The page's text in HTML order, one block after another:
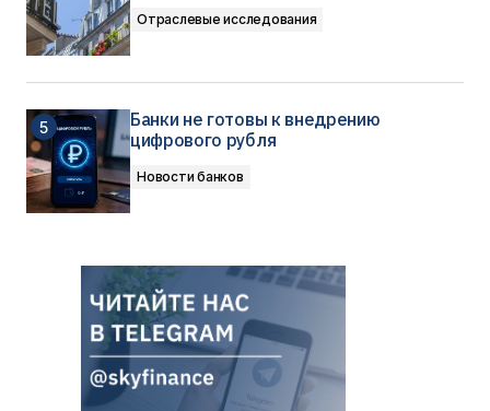
Отраслевые исследования
Банки не готовы к внедрению
цифрового рубля
Новости банков